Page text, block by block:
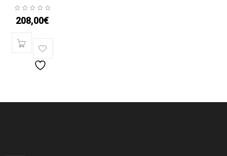
208,00€